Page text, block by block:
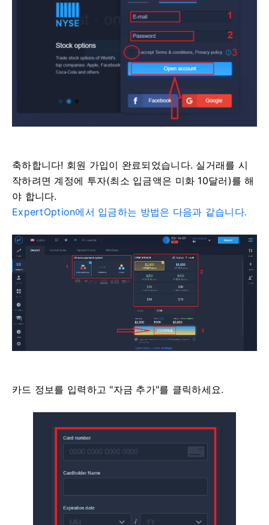
축하합니다! 회원 가입이 완료되었습니다. 실거래를 시
작하려면 계정에 투자(최소 입금액은 미화 10달러)를 해
야 합니다.
ExpertOption에서 입금하는 방법은 다음과 같습니다.
카드 정보를 입력하고 "자금 추가"를 클릭하세요.